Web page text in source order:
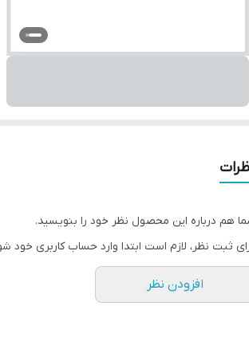
هم درباره این محصول نظر خود را بنویسید.
ثبت نظر، لازم است ابتدا وارد حساب کاربری خود
افزودن نظر